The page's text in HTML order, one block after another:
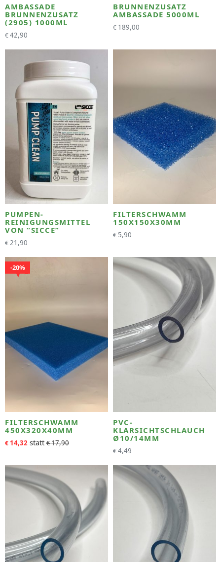
AMBASSADE
BRUNNENZUSATZ
(2905) 1000ML
€42,90
BRUNNENZUSATZ
AMBASSADE 5000ML
€ 189,00
PUMPEN-
REINIGUNGSMITTEL
VON “SICCE”
€21,90
FILTERSCHWAMM
150X150X30MM
€ 5,90
20%
FILTERSCHWAMM
450X320X40MM
€ 14,32 €17,90
PVC-
KLARSICHTSCHLAUCH
Ø10/14MM
€4,49